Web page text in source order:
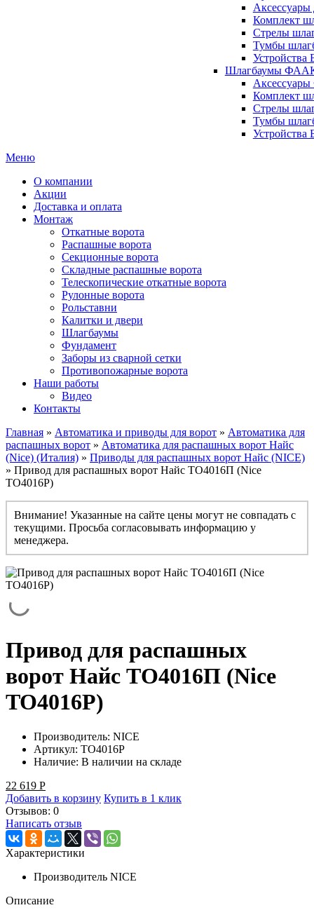
Комплект
Стрелы
Тумбы
Устройства
Шлагбаумы ФААК
Комплект
Стрелы
Тумбы
Меню
О компании
Акции
Доставка и оплата
Монтаж
Откатные ворота
Распашные ворота
Секционные ворота
Складные распашные ворота
Телескопические откатные ворота
Рулонные ворота
Рольставни
Калитки и двери
Шлагбаумы
Фундамент
Заборы из сварной сетки
Противопожарные ворота
Наши работы
Видео
Контакты
Главная » Автоматика и приводы для ворот » Автоматика для
распашных ворот » Автоматика для распашных ворот Найс
(Nice) (Италия) » Приводы для распашных ворот Найс (NICE)
» Привод для распашных ворот Найс ТО4016П (Nice
TO4016P)
Внимание! Указанные на сайте цены могут не совпадать с
текущими. Просьба согласовывать информацию у
менеджера.
Привод для распашных
ворот Найс ТО4016П (Nice
TO4016P)
Производитель: NICE
Артикул: TO4016P
Наличие: В наличии на складе
22 619 Р
Добавить в корзину Купить в 1 клик
Отзывов: 0
Написать отзыв
Характеристики
Производитель NICE
Описание